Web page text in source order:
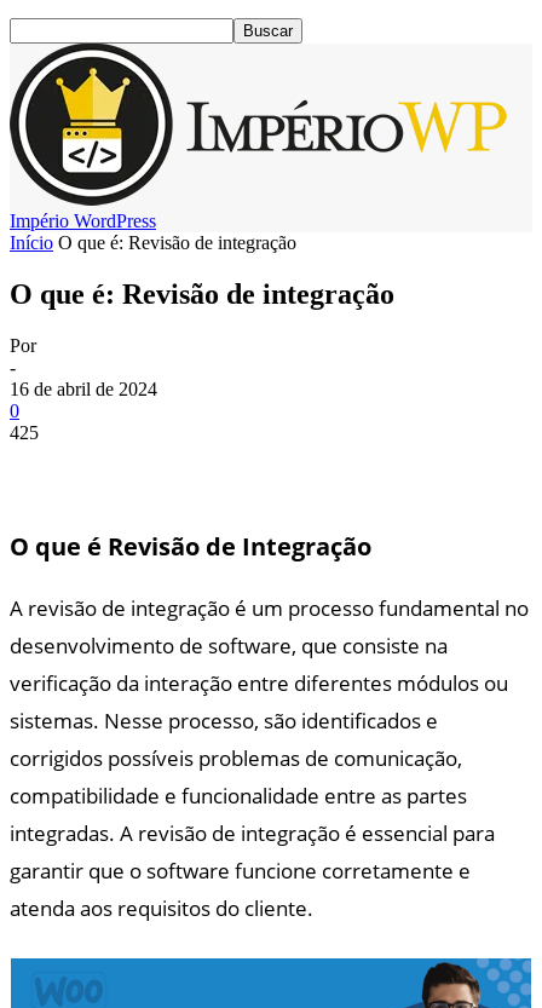
Império WordPress
Início O que é: Revisão de integração
O que é: Revisão de integração
Por
-
16 de abril de 2024
0
425
O que é Revisão de Integração
A revisão de integração é um processo fundamental no
desenvolvimento de software, que consiste na
verificação da interação entre diferentes módulos ou
sistemas. Nesse processo, são identificados e
corrigidos possíveis problemas de comunicação,
compatibilidade e funcionalidade entre as partes
integradas. A revisão de integração é essencial para
garantir que o software funcione corretamente e
atenda aos requisitos do cliente.